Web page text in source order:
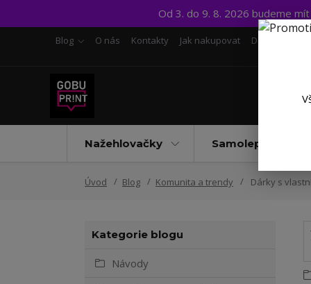
Od 3. do 9. 8. 2026 budeme
Blog O nás Kontakty Jak nakupovat Doprava a
Nažehlovačky Samolepky UV
Úvod Blog Komunita a trendy Dárky s
Kategorie blogu
Návody